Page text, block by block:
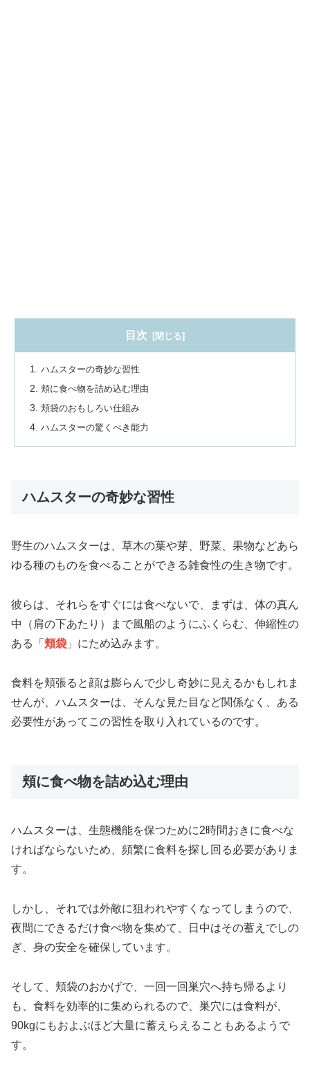
目次
ハムスターの奇妙な習性
頬に食べ物を詰め込む理由
頬袋のおもしろい仕組み
ハムスターの驚くべき能力
ハムスターの奇妙な習性
野生のハムスターは、草木の葉や芽、野菜、果物などあら
ゆる種のものを食べることができる雑食性の生き物です。
彼らは、それらをすぐには食べないで、まずは、体の真ん
中（肩の下あたり）まで風船のようにふくらむ、伸縮性の
ある「 頬袋」にため込みます。
食料を頬張ると顔は膨らんで少し奇妙に見えるかもしれま
せんが、ハムスターは、そんな見た目など関係なく、ある
必要性があってこの習性を取り入れているのです。
頬に食べ物を詰め込む理由
ハムスターは、生態機能を保つために2時間おきに食べな
ければならないため、頻繁に食料を探し回る必要がありま
す。
しかし、それでは外敵に狙われやすくなってしまうので、
夜間にできるだけ食べ物を集めて、日中はその蓄えでしの
ぎ、身の安全を確保しています。
そして、頬袋のおかげで、一回一回巣穴へ持ち帰るより
も、食料を効率的に集められるので、巣穴には食料が、
90kgにもおよぶほど大量に蓄えらえることもあるようで
す。